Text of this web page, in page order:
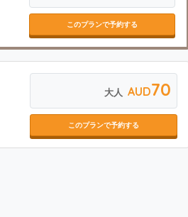
このプランで予約する
大人 AUD70
このプランで予約する